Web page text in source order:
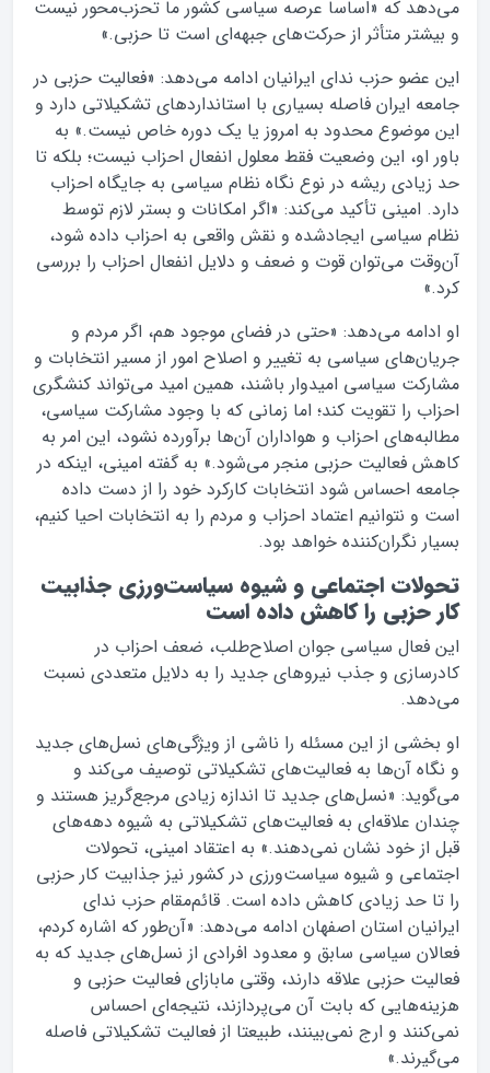
می‌دهد که «اساسا عرصه‌ سیاسی کشور ما تحزب‌محور نیست
و بیشتر متأثر از حرکت‌های جبهه‌ای است تا حزبی.»
این عضو حزب ندای ایرانیان ادامه می‌دهد: «فعالیت حزبی در
جامعه‌ ایران فاصله‌ بسیاری با استانداردهای تشکیلاتی دارد و
این موضوع محدود به امروز یا یک دوره‌ خاص نیست.» به
باور او، این وضعیت فقط معلول انفعال احزاب نیست؛ بلکه تا
حد زیادی ریشه در نوع نگاه نظام سیاسی به جایگاه احزاب
دارد. امینی تأکید می‌کند: «اگر امکانات و بستر لازم توسط
نظام سیاسی ایجادشده و نقش واقعی به احزاب داده شود،
آن‌وقت می‌توان قوت و ضعف و دلایل انفعال احزاب را بررسی
کرد.»
او ادامه می‌دهد: «حتی در فضای موجود هم، اگر مردم و
جریان‌های سیاسی به تغییر و اصلاح امور از مسیر انتخابات و‌
مشارکت سیاسی امیدوار باشند، همین امید می‌تواند کنشگری
احزاب را تقویت کند؛ اما زمانی که با وجود مشارکت سیاسی،
مطالبه‌های احزاب و هواداران آن‌ها برآورده نشود، این امر به
کاهش فعالیت حزبی منجر می‌شود.» به گفته امینی، اینکه در
جامعه احساس شود انتخابات کارکرد خود را از دست داده
است و نتوانیم اعتماد احزاب و مردم را به انتخابات احیا کنیم،
بسیار نگران‌کننده خواهد بود.
تحولات اجتماعی و شیوه‌ سیاست‌ورزی جذابیت
کار حزبی را کاهش داده است
این فعال سیاسی جوان اصلاح‌طلب، ضعف احزاب در
کادرسازی و جذب نیروهای جدید را به دلایل متعددی نسبت
می‌دهد.
او بخشی از این مسئله را ناشی از ویژگی‌های نسل‌های جدید
و نگاه آن‌ها به فعالیت‌های تشکیلاتی توصیف می‌کند و
می‌گوید: «نسل‌های جدید تا اندازه زیادی مرجع‌گریز هستند و
چندان علاقه‌ای به فعالیت‌های تشکیلاتی به شیوه‌ دهه‌های
قبل از خود نشان نمی‌دهند.» به اعتقاد امینی، تحولات
اجتماعی و شیوه‌ سیاست‌ورزی در کشور نیز جذابیت کار حزبی
را تا حد زیادی کاهش داده است. قائم‌مقام حزب ندای
ایرانیان استان اصفهان ادامه می‌دهد: «آن‌طور که اشاره کردم،
فعالان سیاسی سابق و معدود افرادی از نسل‌های جدید که به
فعالیت حزبی علاقه دارند، وقتی مابازای فعالیت حزبی و
هزینه‌هایی که بابت آن می‌پردازند، نتیجه‌ای احساس
نمی‌کنند و ارج نمی‌بینند، طبیعتا از فعالیت تشکیلاتی فاصله
می‌گیرند.»